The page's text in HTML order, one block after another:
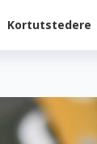
Kortutstedere